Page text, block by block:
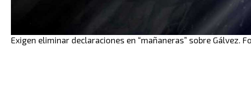
Exigen eliminar declaraciones en “mañaneras” sobre Gálvez.